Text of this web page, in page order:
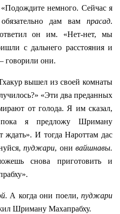
немного. Сейчас я
дам вам прасад.
он им. «Нет-нет, мы
с дальнего расстояния и
говорили они.
вышел из своей комнаты
«Эти два преданных
от голода. Я им сказал,
я предложу Шриману
ждать». И тогда Нароттам дас
пуджари, онивайшнавы.
снова приготовить и
. А когда они поели, пуджари
Шриману Махапрабху.